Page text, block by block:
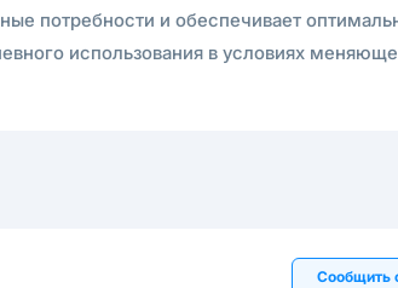
потребности и обеспечивает
использования в условиях
Сообщить